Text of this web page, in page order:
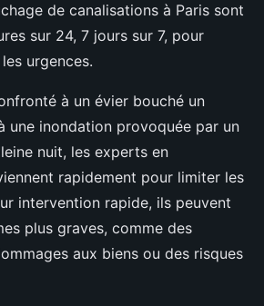
de canalisations à Paris sont
sur 24, 7 jours sur 7, pour
urgences.
à un évier bouché un
une inondation provoquée par un
nuit, les experts en
rapidement pour limiter les
intervention rapide, ils peuvent
plus graves, comme des
aux biens ou des risques